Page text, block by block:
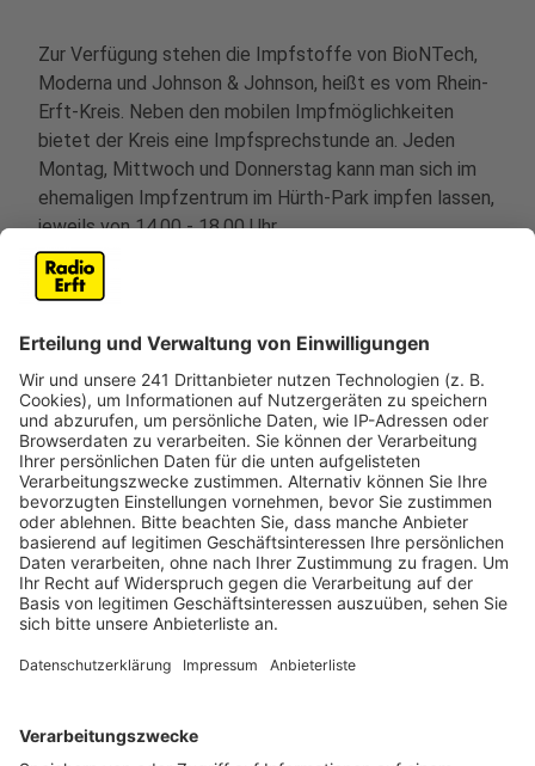
Zur Verfügung stehen die Impfstoffe von BioNTech,
Moderna und Johnson & Johnson, heißt es vom Rhein-
Erft-Kreis. Neben den mobilen Impfmöglichkeiten
bietet der Kreis eine Impfsprechstunde an. Jeden
Montag, Mittwoch und Donnerstag kann man sich im
ehemaligen Impfzentrum im Hürth-Park impfen lassen,
jeweils von 14.00 - 18.00 Uhr.
Anzeige
Alle Termine im November
Anzeige
02.11. Pulheim Pfarrheim Sinnersdorf von 14.00 -
16.00 Uhr
05.11. Kerpen an der Mehrzweckhalle „Pavallion“ in der
Raphaelstraße von 11.00 - 15.00 Uhr
06.11. in Bergheim Hubertusmarkt, neben der Esso
Tankstelle von 13.00 - 17.00 Uhr.
Uhr